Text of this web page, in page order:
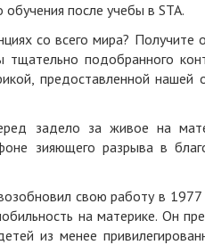
после учебы в STA.
со всего мира? Получите
подобранного
предоставленной нашей
задело за живое на
зияющего разрыва в
свою работу в 1977
на материке. Он
из менее